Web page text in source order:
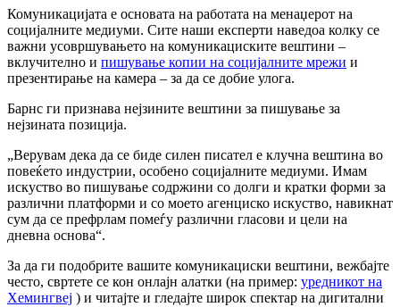
Комуникацијата е основата на работата на менаџерот на
социјалните медиуми. Сите наши експерти наведоа колку се
важни усовршувањето на комуникациските вештини –
вклучително и пишување копии на социјалните мрежи и
презентирање на камера – за да се добие улога.
Барнс ги признава нејзините вештини за пишување за
нејзината позиција.
„Верувам дека да се биде силен писател е клучна вештина во
повеќето индустрии, особено социјалните медиуми. Имам
искуство во пишување содржини со долги и кратки форми за
различни платформи и со моето агенциско искуство, навикнат
сум да се префрлам помеѓу различни гласови и цели на
дневна основа“.
За да ги подобрите вашите комуникациски вештини, вежбајте
често, свртете се кон онлајн алатки (на пример: уредникот на
Хемингвеј ) и читајте и гледајте широк спектар на дигитални